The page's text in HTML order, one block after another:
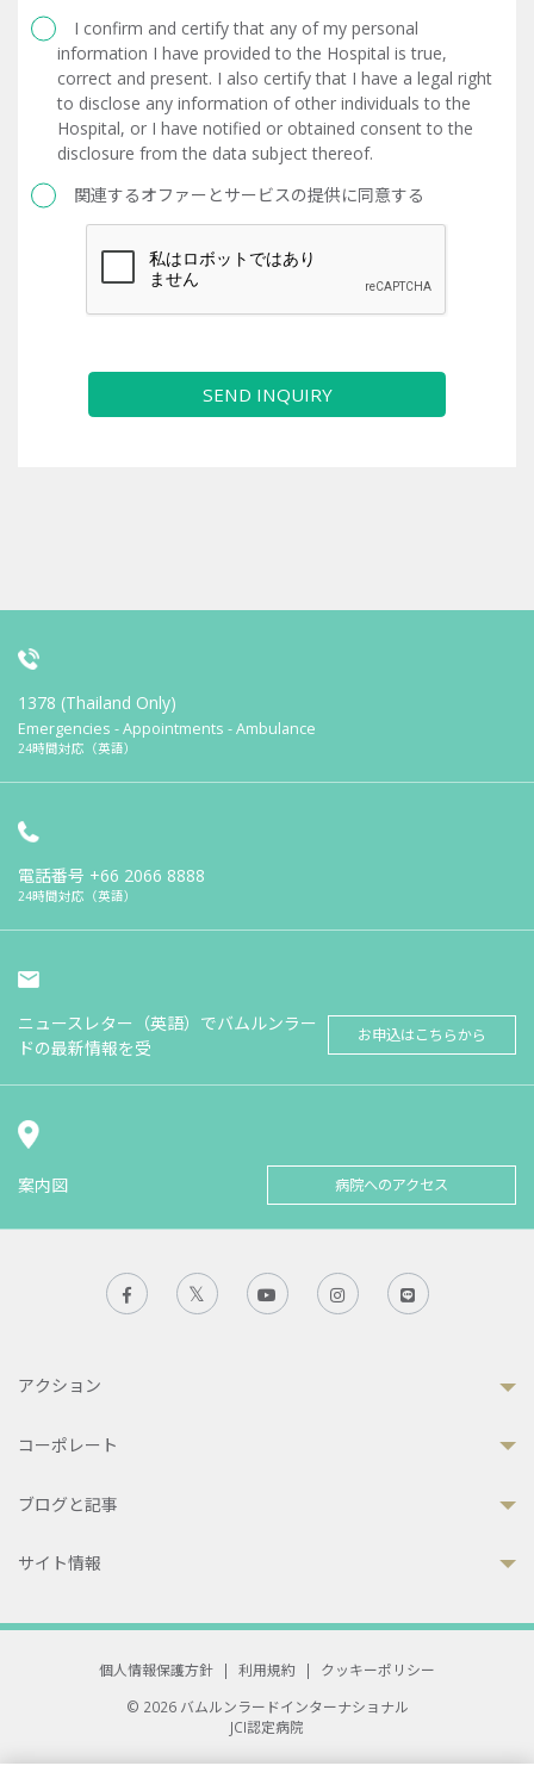
I confirm and certify that any of my personal
information I have provided to the Hospital is true,
correct and present. I also certify that I have a legal right
to disclose any information of other individuals to the
Hospital, or I have notified or obtained consent to the
disclosure from the data subject thereof.
関連するオファーとサービスの提供に同意する
SEND INQUIRY
1378 (Thailand Only)
Emergencies - Appointments - Ambulance
24時間対応（英語）
電話番号 +66 2066 8888
24時間対応（英語）
ニュースレター（英語）でバムルンラー
ドの最新情報を受
お申込はこちらから
案内図 病院へのアクセス
アクション
コーポレート
ブログと記事
サイト情報
個人情報保護方針 | 利用規約 |
クッキーポリシー
© 2026 バムルンラードインターナショナル
JCI認定病院